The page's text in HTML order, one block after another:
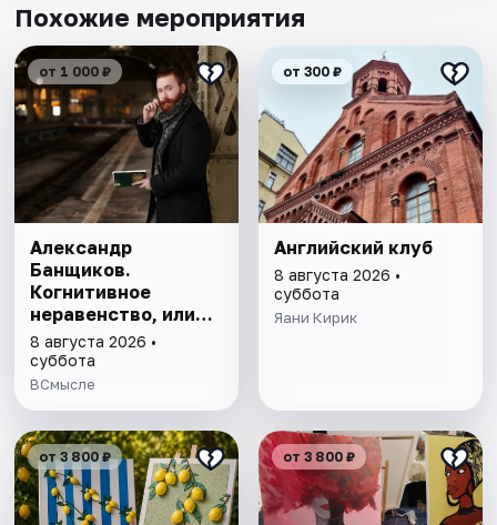
Похожие мероприятия
от 1 000 ₽
Александр
Банщиков.
Когнитивное
неравенство, или
почему умные
умнеют, а глупые
глупеют
8 августа 2026 •
суббота
ВСмысле
от 300 ₽
Английский клуб
8 августа 2026 •
суббота
Яани Кирик
от 3 800 ₽ от 3 800 ₽